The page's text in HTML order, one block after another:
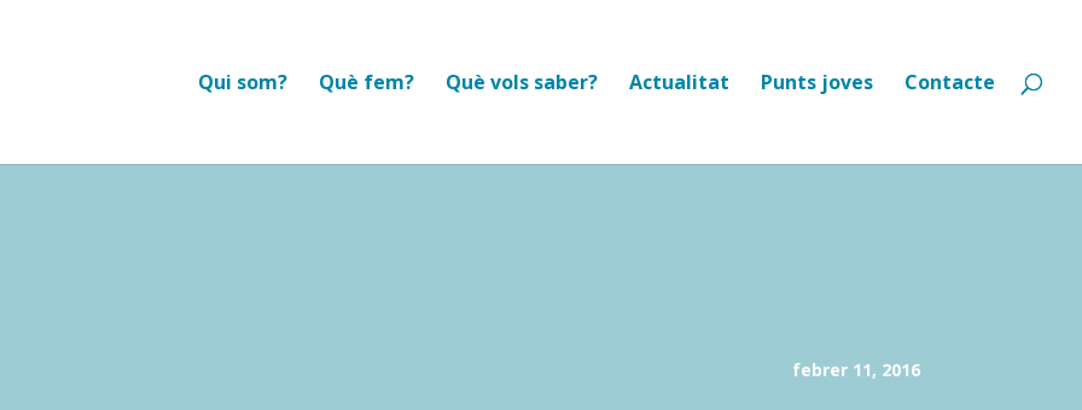
Qui som? Què fem? Què vols saber? Actualitat Punts joves Contacte
febrer 11, 2016